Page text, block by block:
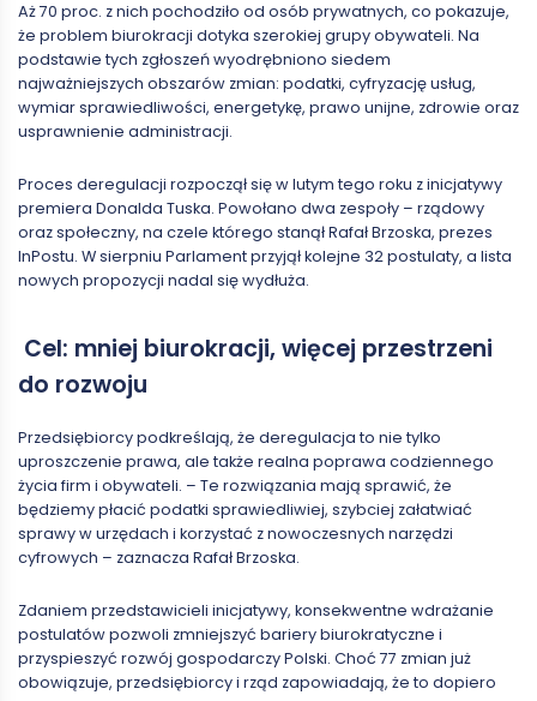
Aż 70 proc. z nich pochodziło od osób prywatnych, co pokazuje,
że problem biurokracji dotyka szerokiej grupy obywateli. Na
podstawie tych zgłoszeń wyodrębniono siedem
najważniejszych obszarów zmian: podatki, cyfryzację usług,
wymiar sprawiedliwości, energetykę, prawo unijne, zdrowie oraz
usprawnienie administracji.
Proces deregulacji rozpoczął się w lutym tego roku z inicjatywy
premiera Donalda Tuska. Powołano dwa zespoły – rządowy
oraz społeczny, na czele którego stanął Rafał Brzoska, prezes
InPostu. W sierpniu Parlament przyjął kolejne 32 postulaty, a lista
nowych propozycji nadal się wydłuża.
Cel: mniej biurokracji, więcej przestrzeni
do rozwoju
Przedsiębiorcy podkreślają, że deregulacja to nie tylko
uproszczenie prawa, ale także realna poprawa codziennego
życia firm i obywateli. – Te rozwiązania mają sprawić, że
będziemy płacić podatki sprawiedliwiej, szybciej załatwiać
sprawy w urzędach i korzystać z nowoczesnych narzędzi
cyfrowych – zaznacza Rafał Brzoska.
Zdaniem przedstawicieli inicjatywy, konsekwentne wdrażanie
postulatów pozwoli zmniejszyć bariery biurokratyczne i
przyspieszyć rozwój gospodarczy Polski. Choć 77 zmian już
obowiązuje, przedsiębiorcy i rząd zapowiadają, że to dopiero